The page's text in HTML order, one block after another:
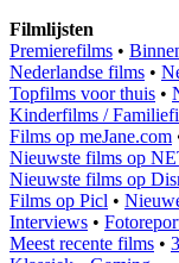
Filmlijsten
Premierefilms •
Nederlandse films •
Topfilms voor thuis •
Kinderfilms /
Films op meJane.com
Nieuwste films op
Nieuwste films op
Films op Picl •
Interviews •
Meest recente films •